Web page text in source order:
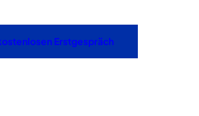
Erstgespräch